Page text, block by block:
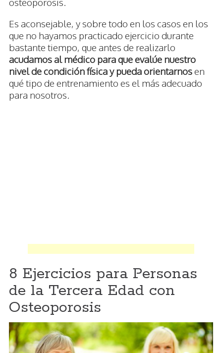
Es aconsejable, y sobre todo en los casos en los
que no hayamos practicado ejercicio durante
bastante tiempo, que antes de realizarlo
acudamos al médico para que evalúe nuestro
nivel de condición física y pueda orientarnosen
qué tipo de entrenamiento es el más adecuado
para nosotros.
8 Ejercicios para Personas
de la Tercera Edad con
Osteoporosis